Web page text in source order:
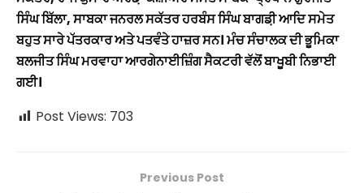
ਸਿੰਘ ਬਿੱਲਾ, ਸਾਬਕਾ ਜਨਰਲ ਸਕੱਤਰ ਹਰਬੰਸ ਸਿੰਘ ਬਾਗਡ਼ੀ ਆਦਿ ਸਮੇਤ
ਬਹੁਤ ਸਾਰੇ ਪੱਤਰਕਾਰ ਅਤੇ ਪਤਵੰਤੇ ਹਾਜ਼ਰ ਸਨ। ਮੰਚ ਸੰਚਾਲਕ ਦੀ ਭੂਮਿਕਾ
ਬਲਜੀਤ ਸਿੰਘ ਮਰਵਾਹਾ ਆਰਗੇਨਾਈਜ਼ਿੰਗ ਸੈਕਟਰੀ ਵੱਲੋਂ ਬਾਖੂਬੀ ਨਿਭਾਈ
ਗਈ।
Post Views: 703
Previous Post